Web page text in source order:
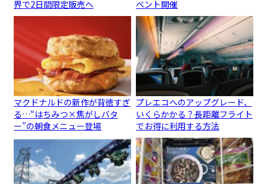
界で2日間限定販売へ
ベント開催
マクドナルドの新作が背徳すぎ
る…“はちみつ×焦がしバタ
ー”の朝食メニュー登場
プレエコへのアップグレード、
いくらかかる？長距離フライト
でお得に利用する方法